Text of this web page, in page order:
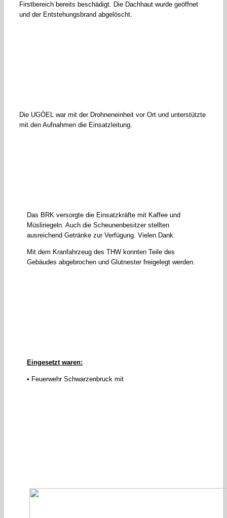
Firstbereich bereits beschädigt. Die Dachhaut wurde geöffnet
und der Entstehungsbrand abgelöscht.
Die UGÖEL war mit der Drohneneinheit vor Ort und unterstützte
mit den Aufnahmen die Einsatzleitung.
Das BRK versorgte die Einsatzkräfte mit Kaffee und
Müsliriegeln. Auch die Scheunenbesitzer stellten
ausreichend Getränke zur Verfügung. Vielen Dank.
Mit dem Kranfahrzeug des THW konnten Teile des
Gebäudes abgebrochen und Glutnester freigelegt werden.
Eingesetzt waren:
• Feuerwehr Schwarzenbruck mit